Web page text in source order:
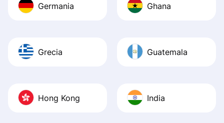
Germania Ghana
Grecia Guatemala
Hong Kong India